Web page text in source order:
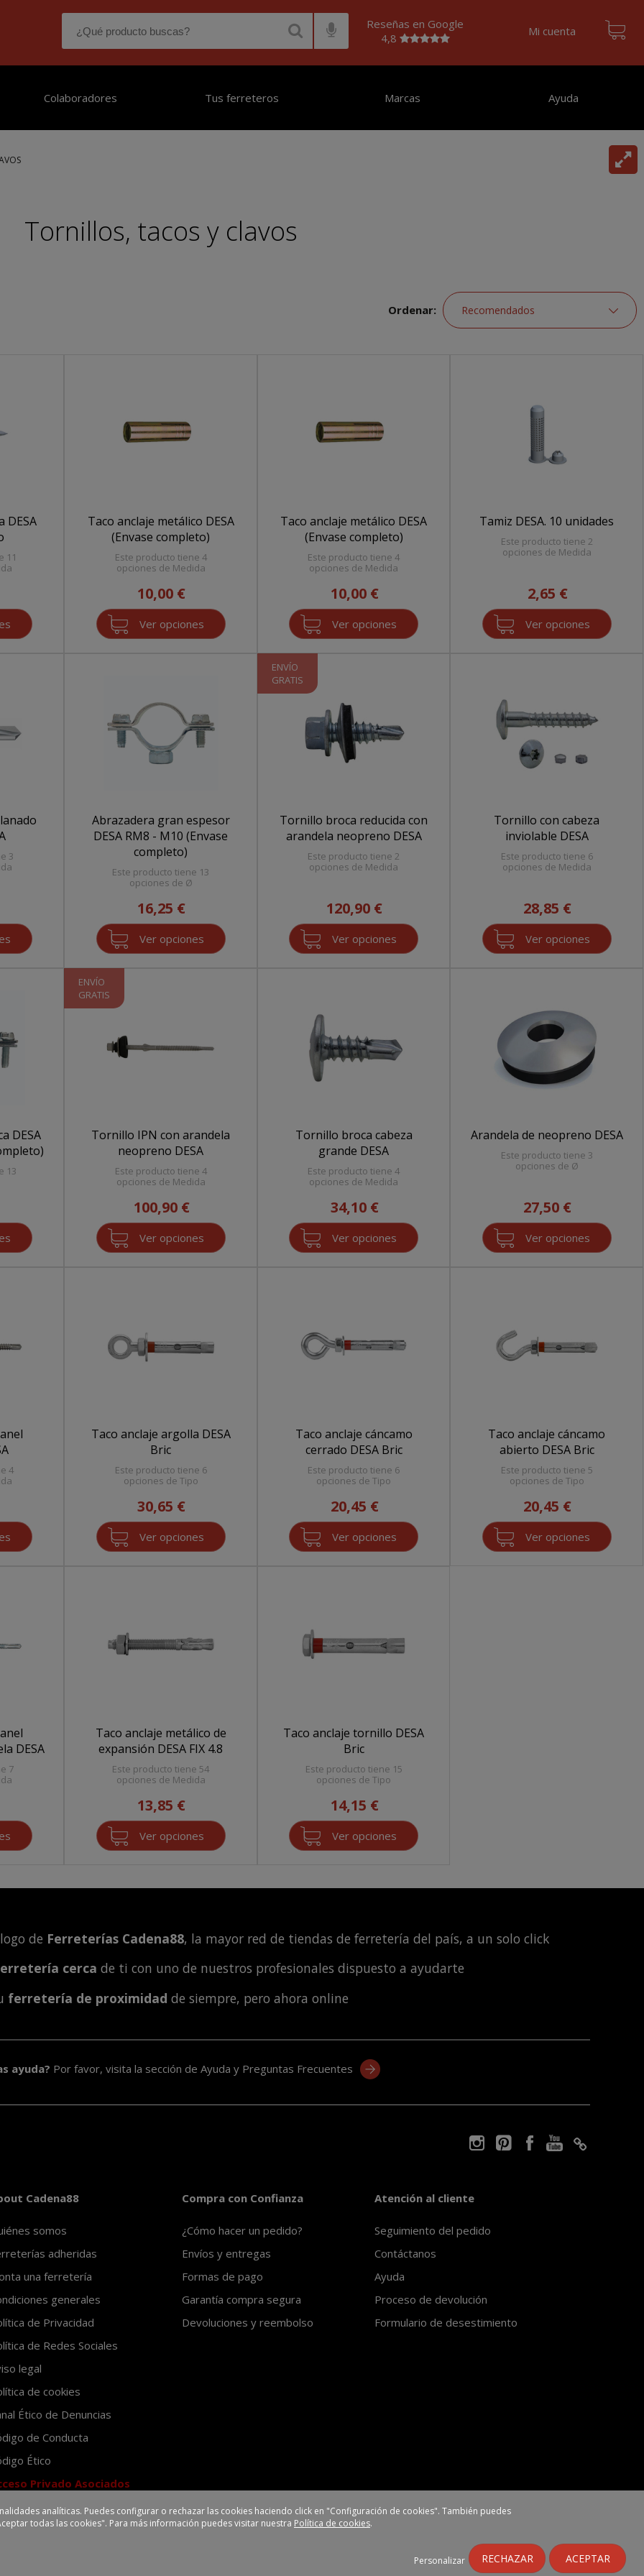
Reseñas en Google
4,8
Mi cuenta
Colaboradores Tus ferreteros Marcas Ayuda
Tornillos, tacos y clavos
Ordenar:
DESA
11
Taco anclaje metálico DESA
(Envase completo)
Este producto tiene 4
opciones de Medida
10,00 €
Ver opciones
Taco anclaje metálico DESA
(Envase completo)
Este producto tiene 4
opciones de Medida
10,00 €
Ver opciones
Tamiz DESA. 10 unidades
Este producto tiene 2
opciones de Medida
2,65 €
Ver opciones
3
Abrazadera gran espesor
DESA RM8 - M10 (Envase
completo)
Este producto tiene 13
opciones de Ø
16,25 €
Ver opciones
ENVÍO
GRATIS
Tornillo broca reducida con
arandela neopreno DESA
Este producto tiene 2
opciones de Medida
120,90 €
Ver opciones
Tornillo con cabeza
inviolable DESA
Este producto tiene 6
opciones de Medida
28,85 €
Ver opciones
DESA
13
ENVÍO
GRATIS
Tornillo IPN con arandela
neopreno DESA
Este producto tiene 4
opciones de Medida
100,90 €
Ver opciones
Tornillo broca cabeza
grande DESA
Este producto tiene 4
opciones de Medida
34,10 €
Ver opciones
Arandela de neopreno DESA
Este producto tiene 3
opciones de Ø
27,50 €
Ver opciones
4
Taco anclaje argolla DESA
Bric
Este producto tiene 6
opciones de Tipo
30,65 €
Ver opciones
Taco anclaje cáncamo
cerrado DESA Bric
Este producto tiene 6
opciones de Tipo
20,45 €
Ver opciones
Taco anclaje cáncamo
abierto DESA Bric
Este producto tiene 5
opciones de Tipo
20,45 €
Ver opciones
DESA
7
Taco anclaje metálico de
expansión DESA FIX 4.8
Este producto tiene 54
opciones de Medida
13,85 €
Ver opciones
Taco anclaje tornillo DESA
Bric
Este producto tiene 15
opciones de Tipo
14,15 €
Ver opciones
de Ferreterías Cadena88, la mayor red de tiendas de ferretería del país, a un solo click
cerca de ti con uno de nuestros profesionales dispuesto a ayudarte
ferretería de proximidad de siempre, pero ahora online
ayuda? Por favor, visita la sección de Ayuda y Preguntas Frecuentes
Cadena88
somos
adheridas
una ferretería
generales
de Privacidad
de Redes Sociales
legal
de cookies
Ético de Denuncias
de Conducta
Ético
Privado Asociados
Compra con Confianza
¿Cómo hacer un pedido?
Envíos y entregas
Formas de pago
Garantía compra segura
Devoluciones y reembolso
Atención al cliente
Seguimiento del pedido
Contáctanos
Ayuda
Proceso de devolución
Formulario de desestimiento
https://www.ehlis.es
analíticas. Puedes configurar o rechazar las cookies haciendo click en "Configuración de cookies". También puedes
todas las cookies". Para más información puedes visitar nuestra Política de cookies.
Personalizar RECHAZAR ACEPTAR